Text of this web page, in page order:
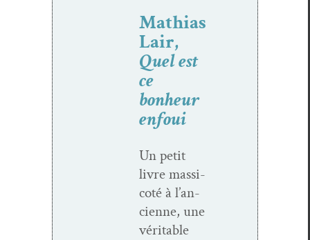
Mathias
Lair,
Quel est
ce
bonheur
enfoui
Un petit
livre mas­si­
coté à l’an­
ci­enne, une
véri­ta­ble